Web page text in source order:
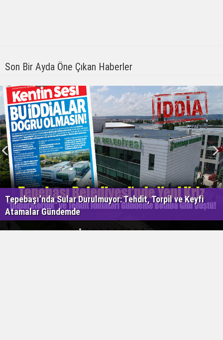
Son Bir Ayda Öne Çıkan Haberler
Tepebaşı’nda Sular Durulmuyor: Tehdit, Torpil ve Keyfi
Atamalar Gündemde